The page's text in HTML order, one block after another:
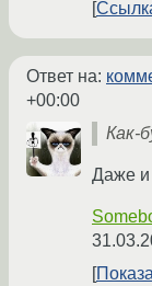
Ответ на:
+00:00
Как-
Даже и